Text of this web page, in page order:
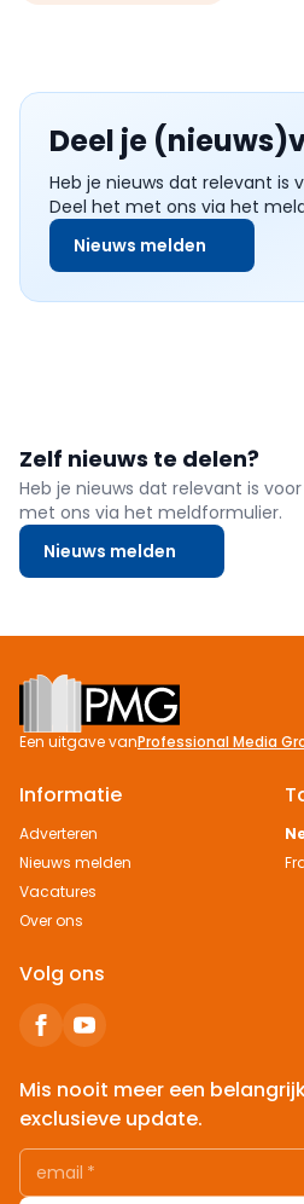
Deel je
Heb je nieuws dat relevant is
Deel het met ons via het
Nieuws melden
Zelf nieuws te delen?
Heb je nieuws dat relevant is
met ons via het meldformulier.
Nieuws melden
Footer
Een uitgave vanProfessional Media
Informatie
Adverteren
Nieuws melden
Vacatures
Over ons
Volg ons
Mis nooit meer een
exclusieve update.
email *